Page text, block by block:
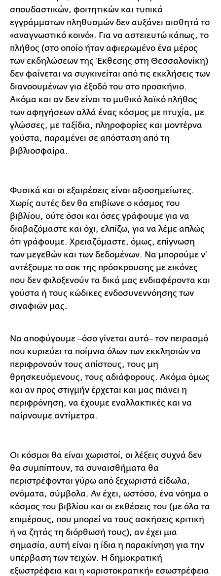
σπουδαστικών, φοιτητικών και τυπικά
εγγράμματων πληθυσμών δεν αυξάνει αισθητά το
«αναγνωστικό κοινό». Για να αστειευτώ κάπως, το
πλήθος (στο οποίο ήταν αφιερωμένο ένα μέρος
των εκδηλώσεων της Έκθεσης στη Θεσσαλονίκη)
δεν φαίνεται να συγκινείται από τις εκκλήσεις των
διανοουμένων για έξοδό του στο προσκήνιο.
Ακόμα και αν δεν είναι το μυθικό λαϊκό πλήθος
των αφηγήσεων αλλά ένας κόσμος με πτυχία, με
γλώσσες, με ταξίδια, πληροφορίες και μοντέρνα
γούστα, παραμένει σε απόσταση από τη
βιβλιοσφαίρα.
Φυσικά και οι εξαιρέσεις είναι αξιοσημείωτες.
Χωρίς αυτές δεν θα επιβίωνε ο κόσμος του
βιβλίου, ούτε όσοι και όσες γράφουμε για να
διαβαζόμαστε και όχι, ελπίζω, για να λέμε απλώς
ότι γράφουμε. Χρειαζόμαστε, όμως, επίγνωση
των μεγεθών και των δεδομένων. Να μπορούμε ν'
αντέξουμε το σοκ της πρόσκρουσης με εικόνες
που δεν φιλοξενούν τα δικά μας ενδιαφέροντα και
γούστα ή τους κώδικες ενδοσυνεννόησης των
σιναφιών μας.
Να αποφύγουμε ‒όσο γίνεται αυτό‒ τον πειρασμό
που κυριεύει τα ποίμνια όλων των εκκλησιών να
περιφρονούν τους απίστους, τους μη
θρησκευόμενους, τους αδιάφορους. Ακόμα όμως
και αν προς στιγμήν έρχεται και μας πιάνει η
περιφρόνηση, να έχουμε εναλλακτικές και να
παίρνουμε αντίμετρα.
Οι κόσμοι θα είναι χωριστοί, οι λέξεις συχνά δεν
θα συμπίπτουν, τα συναισθήματα θα
περιστρέφονται γύρω από ξεχωριστά είδωλα,
ονόματα, σύμβολα. Αν έχει, ωστόσο, ένα νόημα ο
κόσμος του βιβλίου και οι εκθέσεις του (με όλα τα
επιμέρους, που μπορεί να τους ασκήσεις κριτική
ή να ζητάς τη διόρθωσή τους), αν έχει μια
σημασία, αυτή είναι η ίδια η παρακίνηση για την
υπέρβαση των τειχών. Η δημοκρατική
εξωστρέφεια και η «αριστοκρατική» εσωστρέφεια